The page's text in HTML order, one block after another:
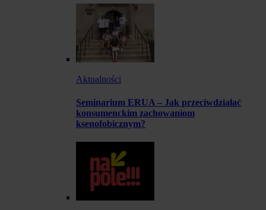
Aktualności
Seminarium ERUA – Jak przeciwdziałać
konsumenckim zachowaniom
ksenofobicznym?